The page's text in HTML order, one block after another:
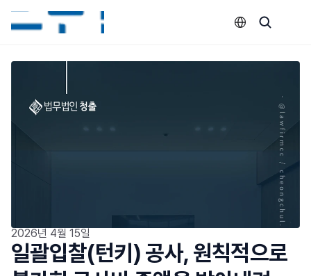
2026년 4월 15일
일괄입찰(턴키) 공사, 원칙적으로
Select Language